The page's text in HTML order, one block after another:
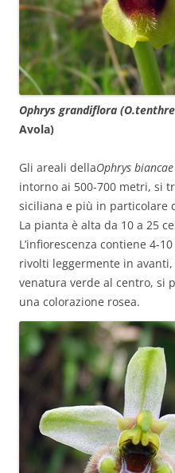
Ophrys grandiflora
Avola)
Gli areali dellaOphrys biancae
intorno ai 500-700 metri, si
siciliana e più in particolare
La pianta è alta da 10 a 25
L’infiorescenza contiene 4-
rivolti leggermente in
venatura verde al centro, si
una colorazione rosea.